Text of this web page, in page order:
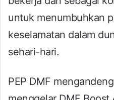
untuk menumbuhkan
keselamatan dalam
sehari-hari.
PEP DMF